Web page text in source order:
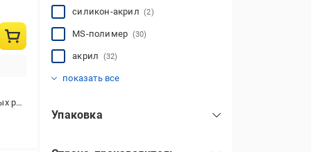
работ
силикон-акрил(2)
MS-полимер (30)
акрил (32)
показать все
Упаковка